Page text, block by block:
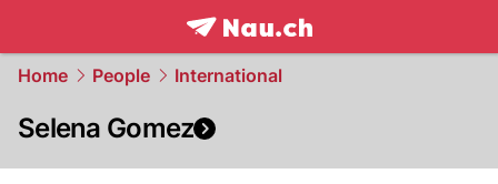
frontpage.NAU.ch
Home People International
Selena Gomez